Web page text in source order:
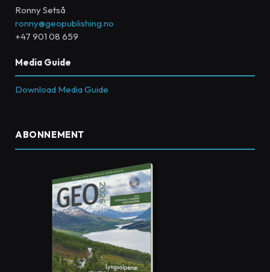
Ronny Setså
ronny@geopublishing.no
+47 901 08 659
Media Guide
Download Media Guide
ABONNEMENT